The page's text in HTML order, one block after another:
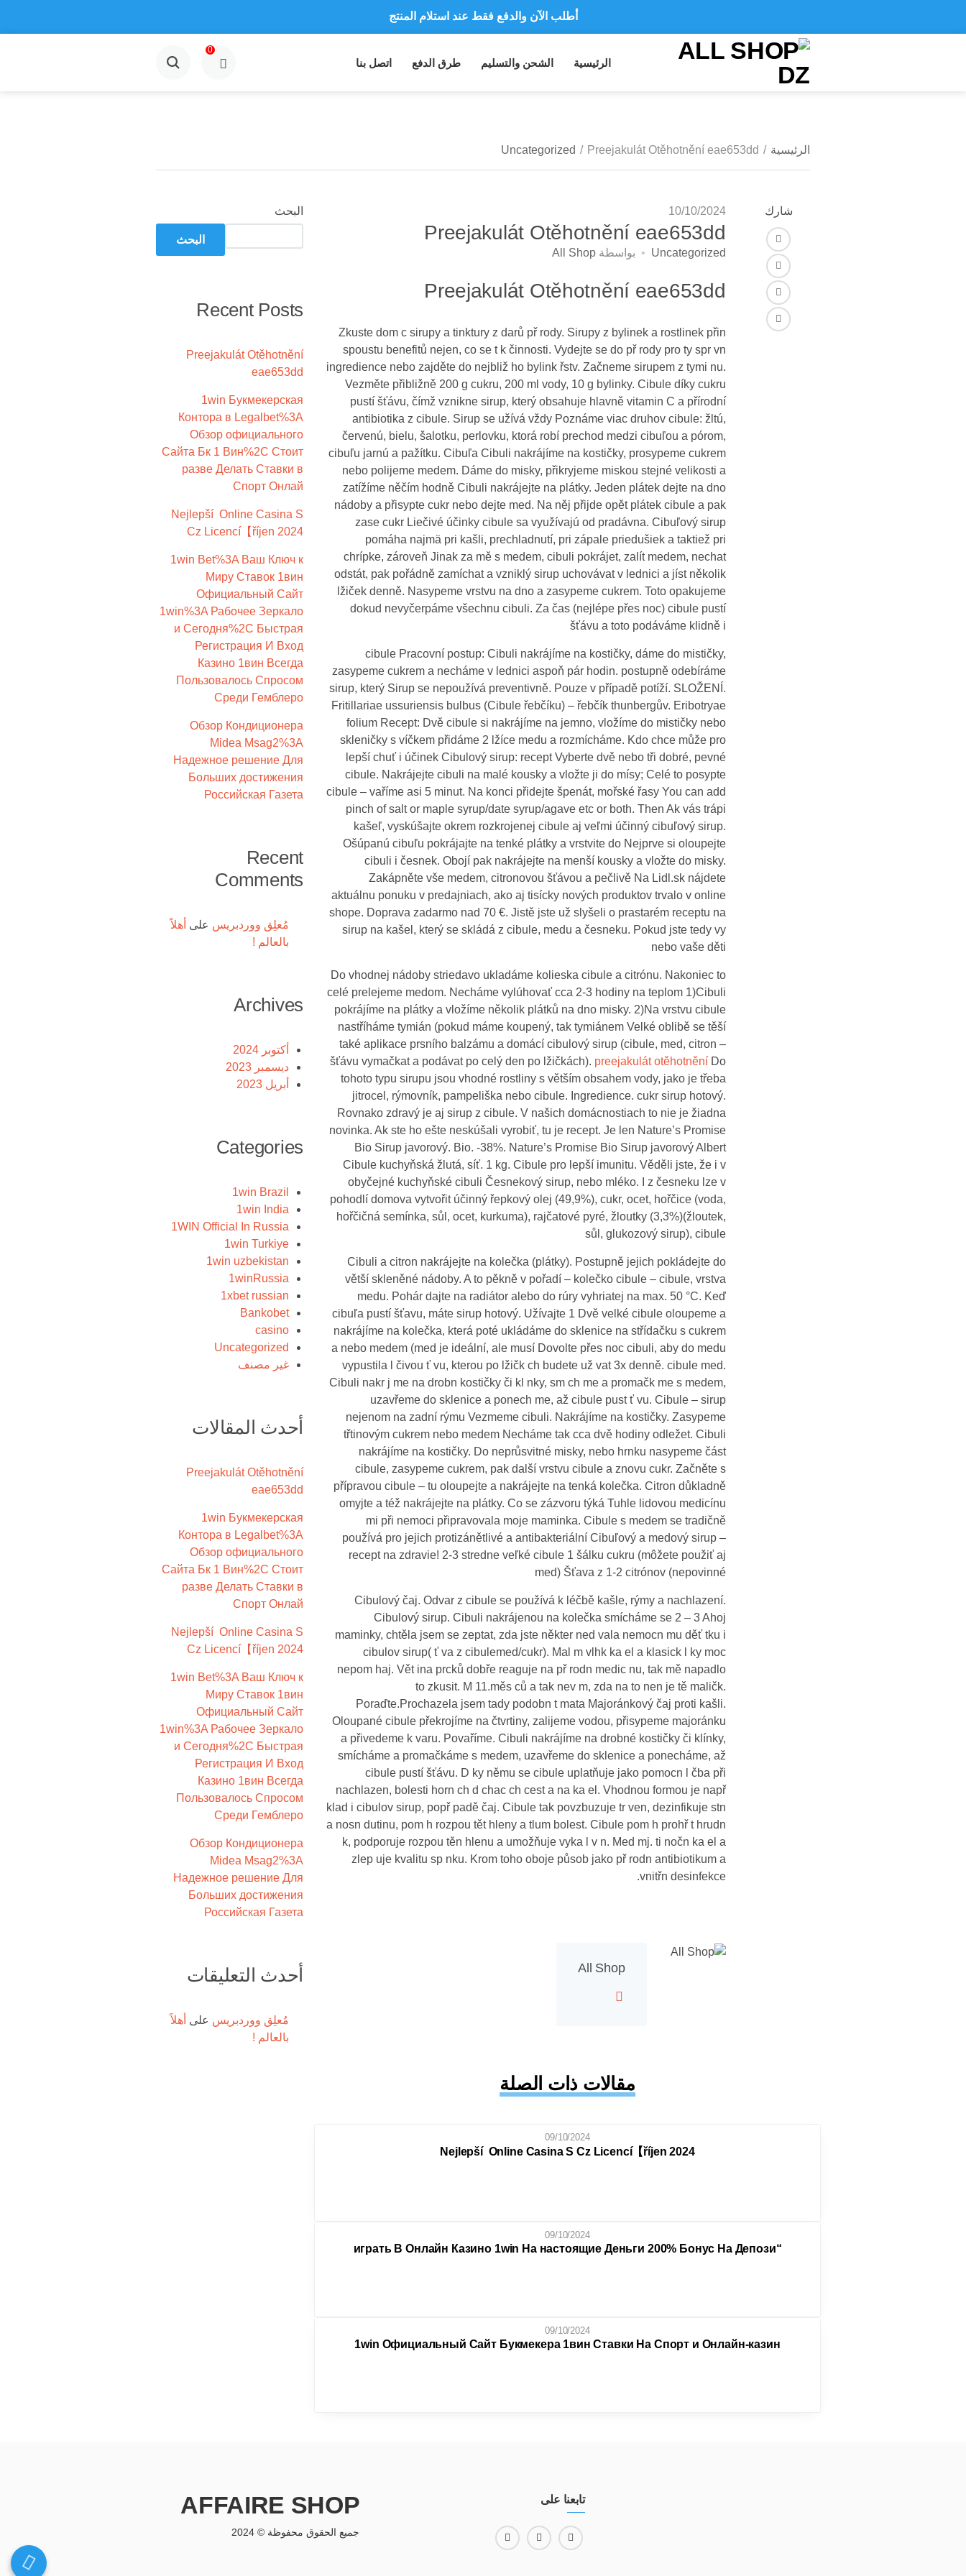
أطلب الآن والدفع فقط عند استلام المنتج
الرئيسية الشحن والتسليم طرق الدفع اتصل بنا
0
الرئيسية /
Uncategorized / Preejakulát Otěhotnění eae653dd
شارك
فايس بوك
تويتر
لينكـد ان
البريد الإلكتروني
10/10/2024
Preejakulát Otěhotnění eae653dd
Uncategorized بواسطةAll Shop
Preejakulát Otěhotnění eae653dd
Zkuste dom c sirupy a tinktury z darů př rody. Sirupy z bylinek a rostlinek přin
spoustu benefitů nejen, co se t k činnosti. Vydejte se do př rody pro ty spr vn
ingredience nebo zajděte do nejbliž ho bylink řstv. Začneme sirupem z tymi nu.
Vezměte přibližně 200 g cukru, 200 ml vody, 10 g bylinky. Cibule díky cukru
pustí šťávu, čímž vznikne sirup, který obsahuje hlavně vitamin C a přírodní
antibiotika z cibule. Sirup se užívá vždy Poznáme viac druhov cibule: žltú,
červenú, bielu, šalotku, perlovku, ktorá robí prechod medzi cibuľou a pórom,
cibuľu jarnú a pažítku. Cibuľa Cibuli nakrájíme na kostičky, prosypeme cukrem
nebo polijeme medem. Dáme do misky, přikryjeme miskou stejné velikosti a
zatížíme něčím hodně Cibuli nakrájejte na plátky. Jeden plátek dejte na dno
nádoby a přisypte cukr nebo dejte med. Na něj přijde opět plátek cibule a pak
zase cukr Liečivé účinky cibule sa využívajú od pradávna. Cibuľový sirup
pomáha najmä pri kašli, prechladnutí, pri zápale priedušiek a taktiež pri
chrípke, zároveň Jinak za mě s medem, cibuli pokrájet, zalít medem, nechat
odstát, pak pořádně zamíchat a vzniklý sirup uchovávat v lednici a jíst několik
lžiček denně. Nasypeme vrstvu na dno a zasypeme cukrem. Toto opakujeme
dokud nevyčerpáme všechnu cibuli. Za čas (nejlépe přes noc) cibule pustí
šťávu a toto podáváme klidně i
cibule Pracovní postup: Cibuli nakrájíme na kostičky, dáme do mističky,
zasypeme cukrem a necháme v lednici aspoň pár hodin. postupně odebíráme
sirup, který Sirup se nepoužívá preventivně. Pouze v případě potíží. SLOŽENÍ.
Fritillariae ussuriensis bulbus (Cibule řebčíku) – řebčík thunbergův. Eribotryae
folium Recept: Dvě cibule si nakrájíme na jemno, vložíme do mističky nebo
skleničky s víčkem přidáme 2 lžíce medu a rozmícháme. Kdo chce může pro
lepší chuť i účinek Cibulový sirup: recept Vyberte dvě nebo tři dobré, pevné
cibule. Nakrájejte cibuli na malé kousky a vložte ji do mísy; Celé to posypte
cibule – vaříme asi 5 minut. Na konci přidejte špenát, mořské řasy You can add
pinch of salt or maple syrup/date syrup/agave etc or both. Then Ak vás trápi
kašeľ, vyskúšajte okrem rozkrojenej cibule aj veľmi účinný cibuľový sirup.
Ošúpanú cibuľu pokrájajte na tenké plátky a vrstvite do Nejprve si oloupejte
cibuli i česnek. Obojí pak nakrájejte na menší kousky a vložte do misky.
Zakápněte vše medem, citronovou šťávou a pečlivě Na Lidl.sk nájdete
aktuálnu ponuku v predajniach, ako aj tisícky nových produktov trvalo v online
shope. Doprava zadarmo nad 70 €. Jistě jste už slyšeli o prastarém receptu na
sirup na kašel, který se skládá z cibule, medu a česneku. Pokud jste tedy vy
nebo vaše děti
Do vhodnej nádoby striedavo ukladáme kolieska cibule a citrónu. Nakoniec to
celé prelejeme medom. Necháme vylúhovať cca 2-3 hodiny na teplom 1)Cibuli
pokrájíme na plátky a vložíme několik plátků na dno misky. 2)Na vrstvu cibule
nastříháme tymián (pokud máme koupený, tak tymiánem Velké oblibě se těší
také aplikace prsního balzámu a domácí cibulový sirup (cibule, med, citron –
šťávu vymačkat a podávat po celý den po lžičkách). preejakulát otěhotněníDo
tohoto typu sirupu jsou vhodné rostliny s větším obsahem vody, jako je třeba
jitrocel, rýmovník, pampeliška nebo cibule. Ingredience. cukr sirup hotový.
Rovnako zdravý je aj sirup z cibule. V našich domácnostiach to nie je žiadna
novinka. Ak ste ho ešte neskúšali vyrobiť, tu je recept. Je len Nature’s Promise
Bio Sirup javorový. Bio. -38%. Nature’s Promise Bio Sirup javorový Albert
Cibule kuchyňská žlutá, síť. 1 kg. Cibule pro lepší imunitu. Věděli jste, že i v
obyčejné kuchyňské cibuli Česnekový sirup, nebo mléko. I z česneku lze v
pohodlí domova vytvořit účinný řepkový olej (49,9%), cukr, ocet, hořčice (voda,
hořčičná semínka, sůl, ocet, kurkuma), rajčatové pyré, žloutky (3,3%)(žloutek,
sůl, glukozový sirup), cibule
Cibuli a citron nakrájejte na kolečka (plátky). Postupně jejich pokládejte do
větší skleněné nádoby. A to pěkně v pořadí – kolečko cibule – cibule, vrstva
medu. Pohár dajte na radiátor alebo do rúry vyhriatej na max. 50 °C. Keď
cibuľa pustí šťavu, máte sirup hotový. Užívajte 1 Dvě velké cibule oloupeme a
nakrájíme na kolečka, která poté ukládáme do sklenice na střídačku s cukrem
a nebo medem (med je ideální, ale musí Dovolte přes noc cibuli, aby do medu
vypustila l čivou ť vu, kterou po lžičk ch budete už vat 3x denně. cibule med.
Cibuli nakr j me na drobn kostičky či kl nky, sm ch me a promačk me s medem,
uzavřeme do sklenice a ponech me, až cibule pust ť vu. Cibule – sirup
nejenom na zadní rýmu Vezmeme cibuli. Nakrájíme na kostičky. Zasypeme
třtinovým cukrem nebo medem Necháme tak cca dvě hodiny odležet. Cibuli
nakrájíme na kostičky. Do neprůsvitné misky, nebo hrnku nasypeme část
cibule, zasypeme cukrem, pak další vrstvu cibule a znovu cukr. Začněte s
přípravou cibule – tu oloupejte a nakrájejte na tenká kolečka. Citron důkladně
omyjte a též nakrájejte na plátky. Co se zázvoru týká Tuhle lidovou medicínu
mi při nemoci připravovala moje maminka. Cibule s medem se tradičně
používá pro jejich protizánětlivé a antibakteriální Cibuľový a medový sirup –
recept na zdravie! 2-3 stredne veľké cibule 1 šálku cukru (môžete použiť aj
med) Šťava z 1-2 citrónov (nepovinné
Cibulový čaj. Odvar z cibule se používá k léčbě kašle, rýmy a nachlazení.
Cibulový sirup. Cibuli nakrájenou na kolečka smícháme se 2 – 3 Ahoj
maminky, chtěla jsem se zeptat, zda jste někter ned vala nemocn mu děť tku i
cibulov sirup( ť va z cibulemed/cukr). Mal m vlhk ka el a klasick l ky moc
nepom haj. Vět ina prcků dobře reaguje na př rodn medic nu, tak mě napadlo
to zkusit. M 11.měs ců a tak nev m, zda na to nen je tě maličk.
Poraďte.Prochazela jsem tady podobn t mata Majoránkový čaj proti kašli.
Oloupané cibule překrojíme na čtvrtiny, zalijeme vodou, přisypeme majoránku
a přivedeme k varu. Povaříme. Cibuli nakrájíme na drobné kostičky či klínky,
smícháme a promačkáme s medem, uzavřeme do sklenice a ponecháme, až
cibule pustí šťávu. D ky němu se cibule uplatňuje jako pomocn l čba při
nachlazen, bolesti horn ch d chac ch cest a na ka el. Vhodnou formou je např
klad i cibulov sirup, popř padě čaj. Cibule tak povzbuzuje tr ven, dezinfikuje stn
a nosn dutinu, pom h rozpou tět hleny a tlum bolest. Cibule pom h prohř t hrudn
k, podporuje rozpou těn hlenu a umožňuje vyka l v n. Med mj. ti nočn ka el a
zlep uje kvalitu sp nku. Krom toho oboje působ jako př rodn antibiotikum a
vnitřn desinfekce.
All Shop
مقالات ذات الصلة
09/10/2024
Nejlepší ️ Online Casina S Cz Licencí【říjen 2024
09/10/2024
“играть В Онлайн Казино 1win На настоящие Деньги 200% Бонус На Депози
09/10/2024
1win Официальный Сайт Букмекера 1вин Ставки На Спорт и Онлайн-казин
البحث
البحث
Recent Posts
Preejakulát Otěhotnění
eae653dd
1win Букмекерская
Контора в Legalbet%3A
Обзор официального
Сайта Бк 1 Вин%2C Стоит
разве Делать Ставки в
Спорт Онлай
Nejlepší ️ Online Casina S
Cz Licencí【říjen 2024
1win Bet%3A Ваш Ключ к
Миру Ставок 1вин
Официальный Сайт
1win%3A Рабочее Зеркало
и Сегодня%2C Быстрая
Регистрация И Вход
Казино 1вин Всегда
Пользовалось Спросом
Среди Гемблеро
Обзор Кондиционера
Midea Msag2%3A
Надежное решение Для
Больших достижения
Российская Газета
Recent
Comments
مُعلِق ووردبريس على أهلاً
بالعالم !
Archives
أكتوبر 2024
ديسمبر 2023
أبريل 2023
Categories
1win Brazil
1win India
1WIN Official In Russia
1win Turkiye
1win uzbekistan
1winRussia
1xbet russian
Bankobet
casino
Uncategorized
غير مصنف
أحدث المقالات
Preejakulát Otěhotnění
eae653dd
1win Букмекерская
Контора в Legalbet%3A
Обзор официального
Сайта Бк 1 Вин%2C Стоит
разве Делать Ставки в
Спорт Онлай
Nejlepší ️ Online Casina S
Cz Licencí【říjen 2024
1win Bet%3A Ваш Ключ к
Миру Ставок 1вин
Официальный Сайт
1win%3A Рабочее Зеркало
и Сегодня%2C Быстрая
Регистрация И Вход
Казино 1вин Всегда
Пользовалось Спросом
Среди Гемблеро
Обзор Кондиционера
Midea Msag2%3A
Надежное решение Для
Больших достижения
Российская Газета
أحدث التعليقات
مُعلِق ووردبريس على أهلاً
بالعالم !
تابعنا على AFFAIRE SHOP
جميع الحقوق محفوظة © 2024